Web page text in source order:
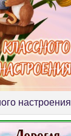
настроения